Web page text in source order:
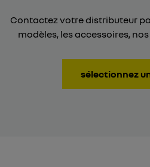
Contactez votre distributeur
modèles, les accessoires,
sélectionnez